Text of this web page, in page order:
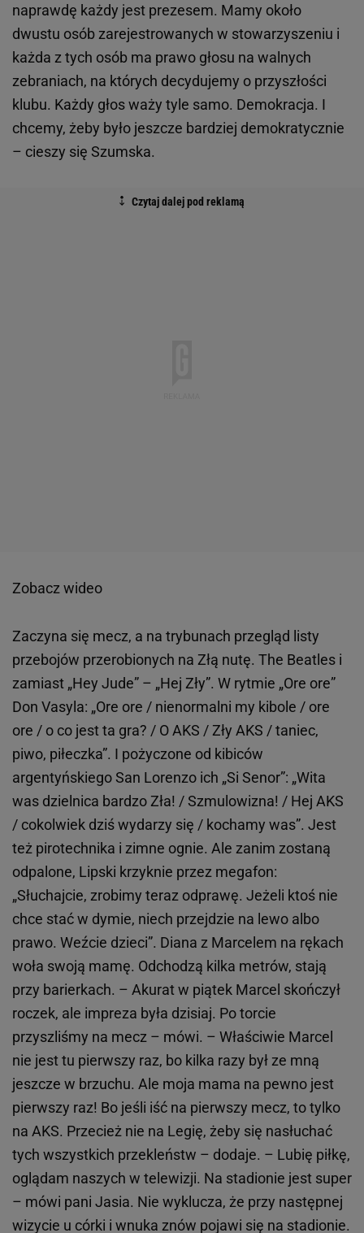
naprawdę każdy jest prezesem. Mamy około
dwustu osób zarejestrowanych w stowarzyszeniu i
każda z tych osób ma prawo głosu na walnych
zebraniach, na których decydujemy o przyszłości
klubu. Każdy głos waży tyle samo. Demokracja. I
chcemy, żeby było jeszcze bardziej demokratycznie
– cieszy się Szumska.
Zobacz wideo
Zaczyna się mecz, a na trybunach przegląd listy
przebojów przerobionych na Złą nutę. The Beatles i
zamiast „Hey Jude” – „Hej Zły”. W rytmie „Ore ore”
Don Vasyla: „Ore ore / nienormalni my kibole / ore
ore / o co jest ta gra? / O AKS / Zły AKS / taniec,
piwo, piłeczka”. I pożyczone od kibiców
argentyńskiego San Lorenzo ich „Si Senor”: „Wita
was dzielnica bardzo Zła! / Szmulowizna! / Hej AKS
/ cokolwiek dziś wydarzy się / kochamy was”. Jest
też pirotechnika i zimne ognie. Ale zanim zostaną
odpalone, Lipski krzyknie przez megafon:
„Słuchajcie, zrobimy teraz odprawę. Jeżeli ktoś nie
chce stać w dymie, niech przejdzie na lewo albo
prawo. Weźcie dzieci”. Diana z Marcelem na rękach
woła swoją mamę. Odchodzą kilka metrów, stają
przy barierkach. – Akurat w piątek Marcel skończył
roczek, ale impreza była dzisiaj. Po torcie
przyszliśmy na mecz – mówi. – Właściwie Marcel
nie jest tu pierwszy raz, bo kilka razy był ze mną
jeszcze w brzuchu. Ale moja mama na pewno jest
pierwszy raz! Bo jeśli iść na pierwszy mecz, to tylko
na AKS. Przecież nie na Legię, żeby się nasłuchać
tych wszystkich przekleństw – dodaje. – Lubię piłkę,
oglądam naszych w telewizji. Na stadionie jest super
– mówi pani Jasia. Nie wyklucza, że przy następnej
wizycie u córki i wnuka znów pojawi się na stadionie.